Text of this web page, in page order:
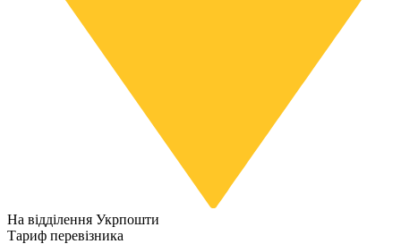
На відділення Укрпошти
Тариф перевізника